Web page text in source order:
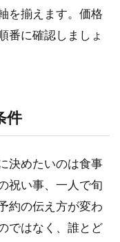
を揃えます。価格
番に確認しましょ
件
決めたいのは食事
祝い事、一人で旬
約の伝え方が変わ
ではなく、誰とど